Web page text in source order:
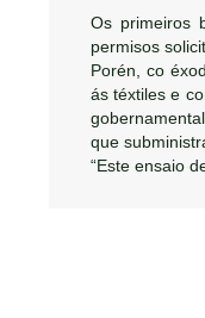
Os primeiros
permisos
Porén, co
ás téxtiles e
que
“Este ensaio